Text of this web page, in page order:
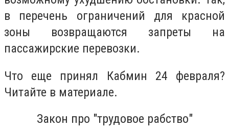
в перечень ограничений для красной
зоны возвращаются запреты на
пассажирские перевозки.
Что еще принял Кабмин 24 февраля?
Читайте в материале.
Закон про "трудовое рабство"